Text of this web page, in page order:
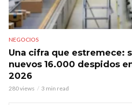
NEGOCIOS
Una cifra que estremece:
nuevos 16.000 despidos
2026
280 views 3 min read